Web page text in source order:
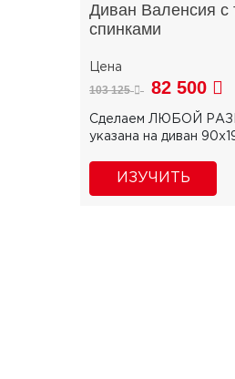
Диван Валенсия с
спинками
103 125 82 500
Сделаем ЛЮБОЙ
указана на диван
ИЗУЧИТЬ